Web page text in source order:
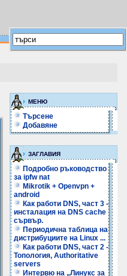
МЕНЮ
Търсене
Добавяне
ЗАГЛАВИЯ
Подробно ръководство
за ipfw nat
Mikrotik + Openvpn +
android
Как работи DNS, част 3 -
инсталация на DNS cache
сървър.
Периодична таблица на
дистрибуциите на Linux ...
Как работи DNS, част 2 -
Топология, Authoritative
servers
Интервю на „Линукс за